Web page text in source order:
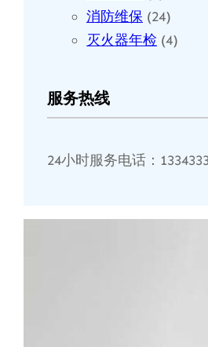
消防维保 (24)
灭火器年检 (4)
服务热线
24小时服务电话：